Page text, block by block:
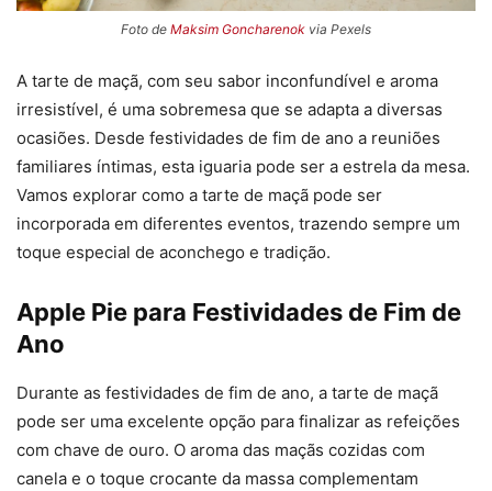
Foto de Maksim Goncharenok via Pexels
A tarte de maçã, com seu sabor inconfundível e aroma
irresistível, é uma sobremesa que se adapta a diversas
ocasiões. Desde festividades de fim de ano a reuniões
familiares íntimas, esta iguaria pode ser a estrela da mesa.
Vamos explorar como a tarte de maçã pode ser
incorporada em diferentes eventos, trazendo sempre um
toque especial de aconchego e tradição.
Apple Pie para Festividades de Fim de
Ano
Durante as festividades de fim de ano, a tarte de maçã
pode ser uma excelente opção para finalizar as refeições
com chave de ouro. O aroma das maçãs cozidas com
canela e o toque crocante da massa complementam